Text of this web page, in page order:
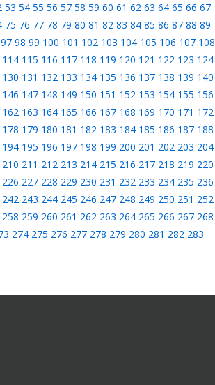
53 54 55 56 57 58 59 60 61 62 63 64 65 66 67
75 76 77 78 79 80 81 82 83 84 85 86 87 88 89
97 98 99 100 101 102 103 104 105 106 107 108
114 115 116 117 118 119 120 121 122 123 124
130 131 132 133 134 135 136 137 138 139 140
146 147 148 149 150 151 152 153 154 155 156
162 163 164 165 166 167 168 169 170 171 172
178 179 180 181 182 183 184 185 186 187 188
194 195 196 197 198 199 200 201 202 203 204
210 211 212 213 214 215 216 217 218 219 220
226 227 228 229 230 231 232 233 234 235 236
242 243 244 245 246 247 248 249 250 251 252
258 259 260 261 262 263 264 265 266 267 268
274 275 276 277 278 279 280 281 282 283